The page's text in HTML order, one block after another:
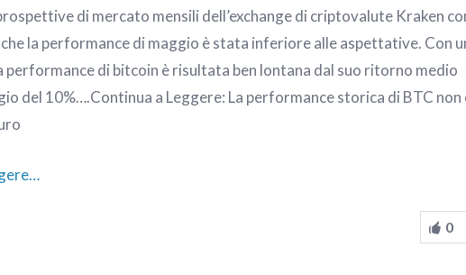
di mercato mensili dell’exchange di criptovalute Kraken
la performance di maggio è stata inferiore alle aspettative. Con
performance di bitcoin è risultata ben lontana dal suo ritorno medio
del 10%….Continua a Leggere: La performance storica di BTC non
0